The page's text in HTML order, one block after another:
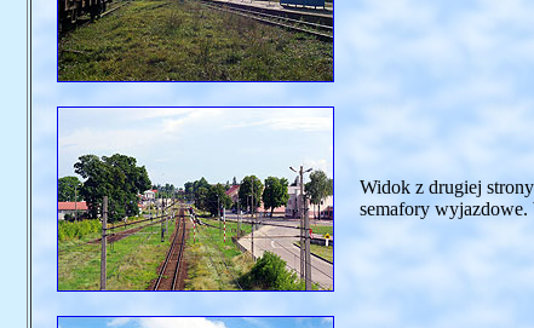
Widok z drugiej
semafory wyjazdowe.